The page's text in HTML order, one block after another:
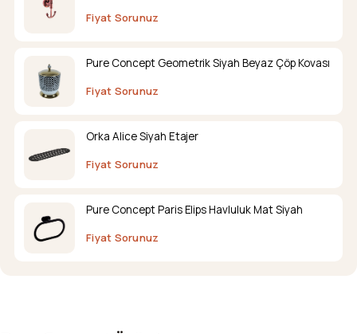
Fiyat Sorunuz
Pure Concept Geometrik Siyah Beyaz Çöp Kovası
Fiyat Sorunuz
Orka Alice Siyah Etajer
Fiyat Sorunuz
Pure Concept Paris Elips Havluluk Mat Siyah
Fiyat Sorunuz